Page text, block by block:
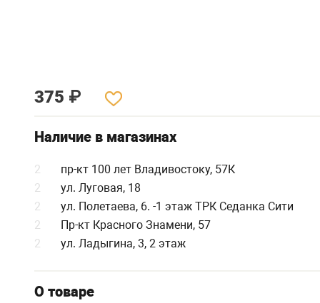
375 ₽
Наличие в магазинах
2
пр-кт 100 лет Владивостоку, 57К
2
ул. Луговая, 18
2
ул. Полетаева, 6. -1 этаж ТРК Седанка Сити
2
Пр-кт Красного Знамени, 57
2
ул. Ладыгина, 3, 2 этаж
О товаре